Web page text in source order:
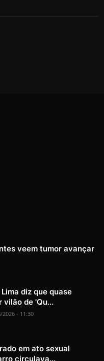
veem tumor avançar
diz que quase
vilão de 'Qu...
2026 - 11:30
em ato sexual
circulava...